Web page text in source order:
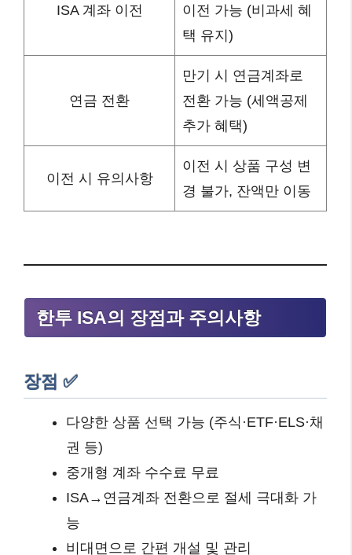
ISA 계좌 이전
이전 가능 (비과세 혜
택 유지)
연금 전환
만기 시 연금계좌로
전환 가능 (세액공제
추가 혜택)
이전 시 유의사항
이전 시 상품 구성 변
경 불가, 잔액만 이동
한투 ISA의 장점과 주의사항
장점 ✅
다양한 상품 선택 가능 (주식·ETF·ELS·채
권 등)
중개형 계좌 수수료 무료
ISA→연금계좌 전환으로 절세 극대화 가
능
비대면으로 간편 개설 및 관리